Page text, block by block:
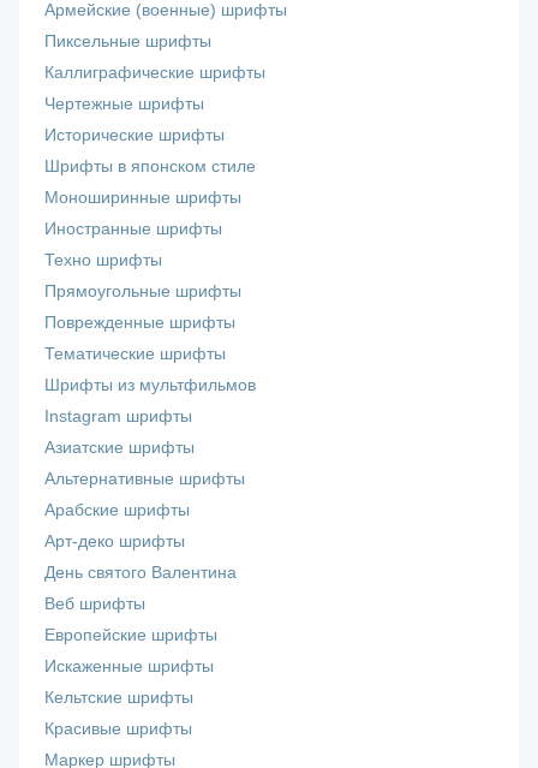
Армейские (военные) шрифты
Пиксельные шрифты
Каллиграфические шрифты
Чертежные шрифты
Исторические шрифты
Шрифты в японском стиле
Моноширинные шрифты
Иностранные шрифты
Техно шрифты
Прямоугольные шрифты
Поврежденные шрифты
Тематические шрифты
Шрифты из мультфильмов
Instagram шрифты
Азиатские шрифты
Альтернативные шрифты
Арабские шрифты
Арт-деко шрифты
День святого Валентина
Веб шрифты
Европейские шрифты
Искаженные шрифты
Кельтские шрифты
Красивые шрифты
Маркер шрифты